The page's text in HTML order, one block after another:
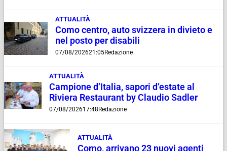
ATTUALITÀ
Como centro, auto svizzera in divieto e
nel posto per disabili
07/08/202621:05Redazione
ATTUALITÀ
Campione d’Italia, sapori d’estate al
Riviera Restaurant by Claudio Sadler
07/08/202617:48 Redazione
ATTUALITÀ
Como, arrivano 23 nuovi agenti